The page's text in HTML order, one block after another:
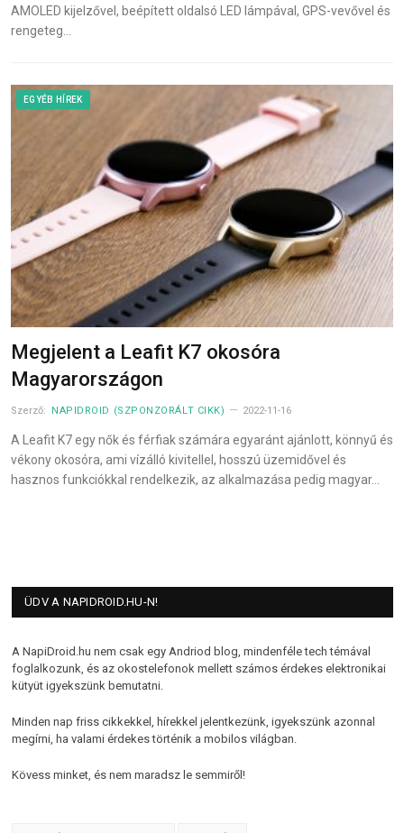
AMOLED kijelzővel, beépített oldalsó LED lámpával, GPS-vevővel és
rengeteg…
EGYÉB HÍREK
Megjelent a Leafit K7 okosóra
Magyarországon
Szerző: NAPIDROID (SZPONZORÁLT CIKK) 2022-11-16
A Leafit K7 egy nők és férfiak számára egyaránt ajánlott, könnyű és
vékony okosóra, ami vízálló kivitellel, hosszú üzemidővel és
hasznos funkciókkal rendelkezik, az alkalmazása pedig magyar…
ÜDV A NAPIDROID.HU-N!
A NapiDroid.hu nem csak egy Andriod blog, mindenféle tech témával
foglalkozunk, és az okostelefonok mellett számos érdekes elektronikai
kütyüt igyekszünk bemutatni.
Minden nap friss cikkekkel, hírekkel jelentkezünk, igyekszünk azonnal
megírni, ha valami érdekes történik a mobilos világban.
Kövess minket, és nem maradsz le semmiről!